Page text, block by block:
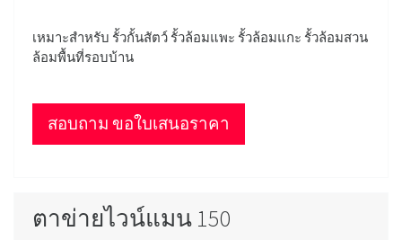
เหมาะสำหรับ รั้วกั้นสัตว์ รั้วล้อมแพะ รั้วล้อมแกะ รั้วล้อมสวน
ล้อมพื้นที่รอบบ้าน
สอบถาม ขอใบเสนอราคา
ตาข่ายไวน์แมน 150